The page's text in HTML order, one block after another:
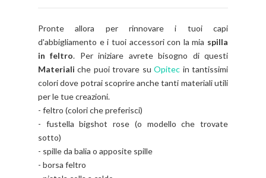
Pronte allora per rinnovare i tuoi capi
d'abbigliamento e i tuoi accessori con la mia spilla
in feltro. Per iniziare avrete bisogno di questi
Materialiche puoi trovare suOpitec in tantissimi
colori dove potrai scoprire anche tanti materiali utili
per le tue creazioni.
- feltro (colori che preferisci)
- fustella bigshot rose (o modello che trovate
sotto)
- spille da balia o apposite spille
- borsa feltro